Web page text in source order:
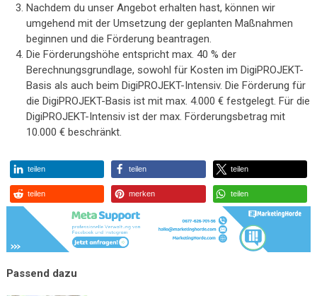
Nachdem du unser Angebot erhalten hast, können wir
umgehend mit der Umsetzung der geplanten Maßnahmen
beginnen und die Förderung beantragen.
Die Förderungshöhe entspricht max. 40 % der
Berechnungsgrundlage, sowohl für Kosten im DigiPROJEKT-
Basis als auch beim DigiPROJEKT-Intensiv. Die Förderung für
die DigiPROJEKT-Basis ist mit max. 4.000 € festgelegt. Für die
DigiPROJEKT-Intensiv ist der max. Förderungsbetrag mit
10.000 € beschränkt.
teilen teilen teilen
teilen merken teilen